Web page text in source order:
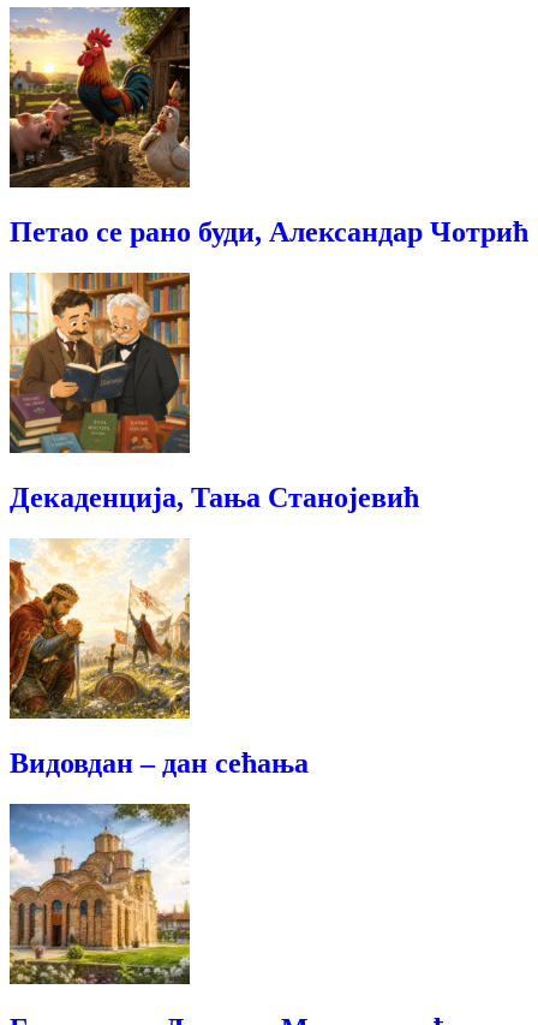
Петао се рано буди, Александар Чотрић
Декаденција, Тања Станојевић
Видовдан – дан сећања